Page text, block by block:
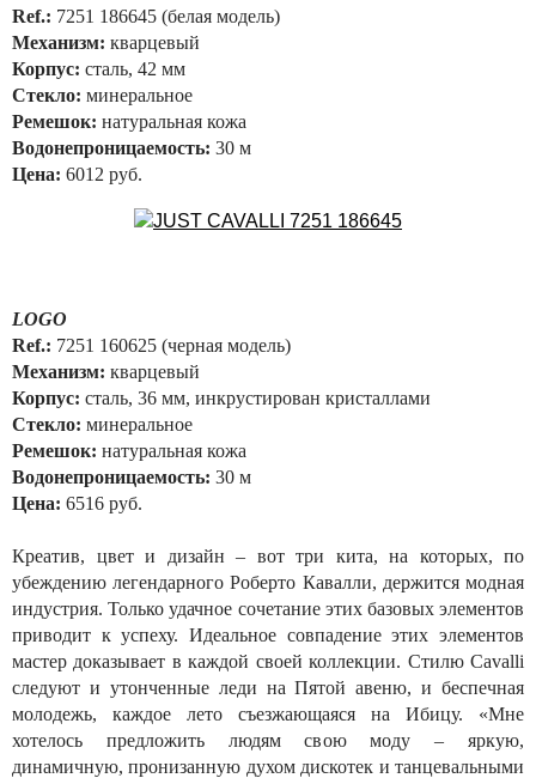
Ref.: 7251 186645 (белая модель)
Механизм: кварцевый
Корпус: сталь, 42 мм
Стекло: минеральное
Ремешок: натуральная кожа
Водонепроницаемость: 30 м
Цена: 6012 руб.
LOGO
Ref.: 7251 160625 (черная модель)
Механизм: кварцевый
Корпус: сталь, 36 мм, инкрустирован кристаллами
Стекло: минеральное
Ремешок: натуральная кожа
Водонепроницаемость: 30 м
Цена: 6516 руб.
Креатив, цвет и дизайн – вот три кита, на которых, по
убеждению легендарного Роберто Кавалли, держится модная
индустрия. Только удачное сочетание этих базовых элементов
приводит к успеху. Идеальное совпадение этих элементов
мастер доказывает в каждой своей коллекции. Стилю Cavalli
следуют и утонченные леди на Пятой авеню, и беспечная
молодежь, каждое лето съезжающаяся на Ибицу. «Мне
хотелось предложить людям свою моду – яркую,
динамичную, пронизанную духом дискотек и танцевальными